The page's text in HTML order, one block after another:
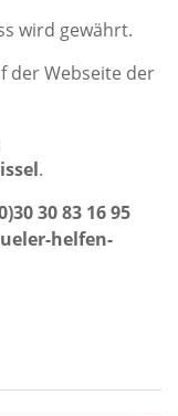
wird gewährt.
der Webseite der
.
30 83 16 95
helfen-